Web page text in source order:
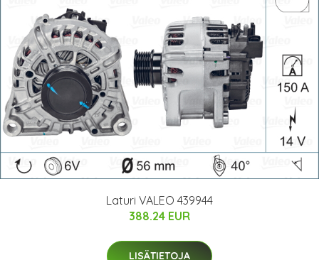
Laturi VALEO 439944
388.24 EUR
LISÄTIETOJA